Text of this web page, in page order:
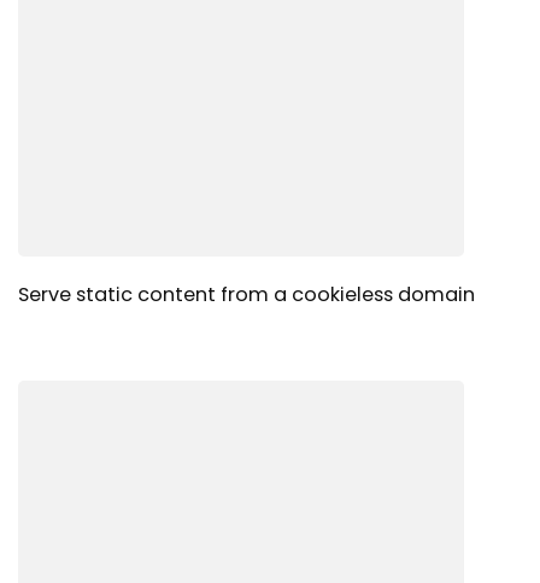
Serve static content from a cookieless domain